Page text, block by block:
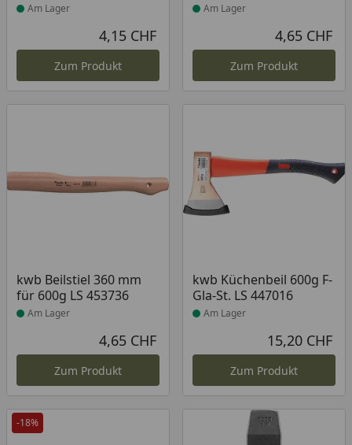
Am Lager
4,15 CHF
Zum Produkt
Am Lager
4,65 CHF
Zum Produkt
kwb Beilstiel 360 mm
für 600g LS 453736
Produkt am Lager
Am Lager
4,65 CHF
Zum Produkt
kwb Küchenbeil 600g F-
Gla-St. LS 447016
Produkt am Lager
Am Lager
15,20 CHF
Zum Produkt
-18%